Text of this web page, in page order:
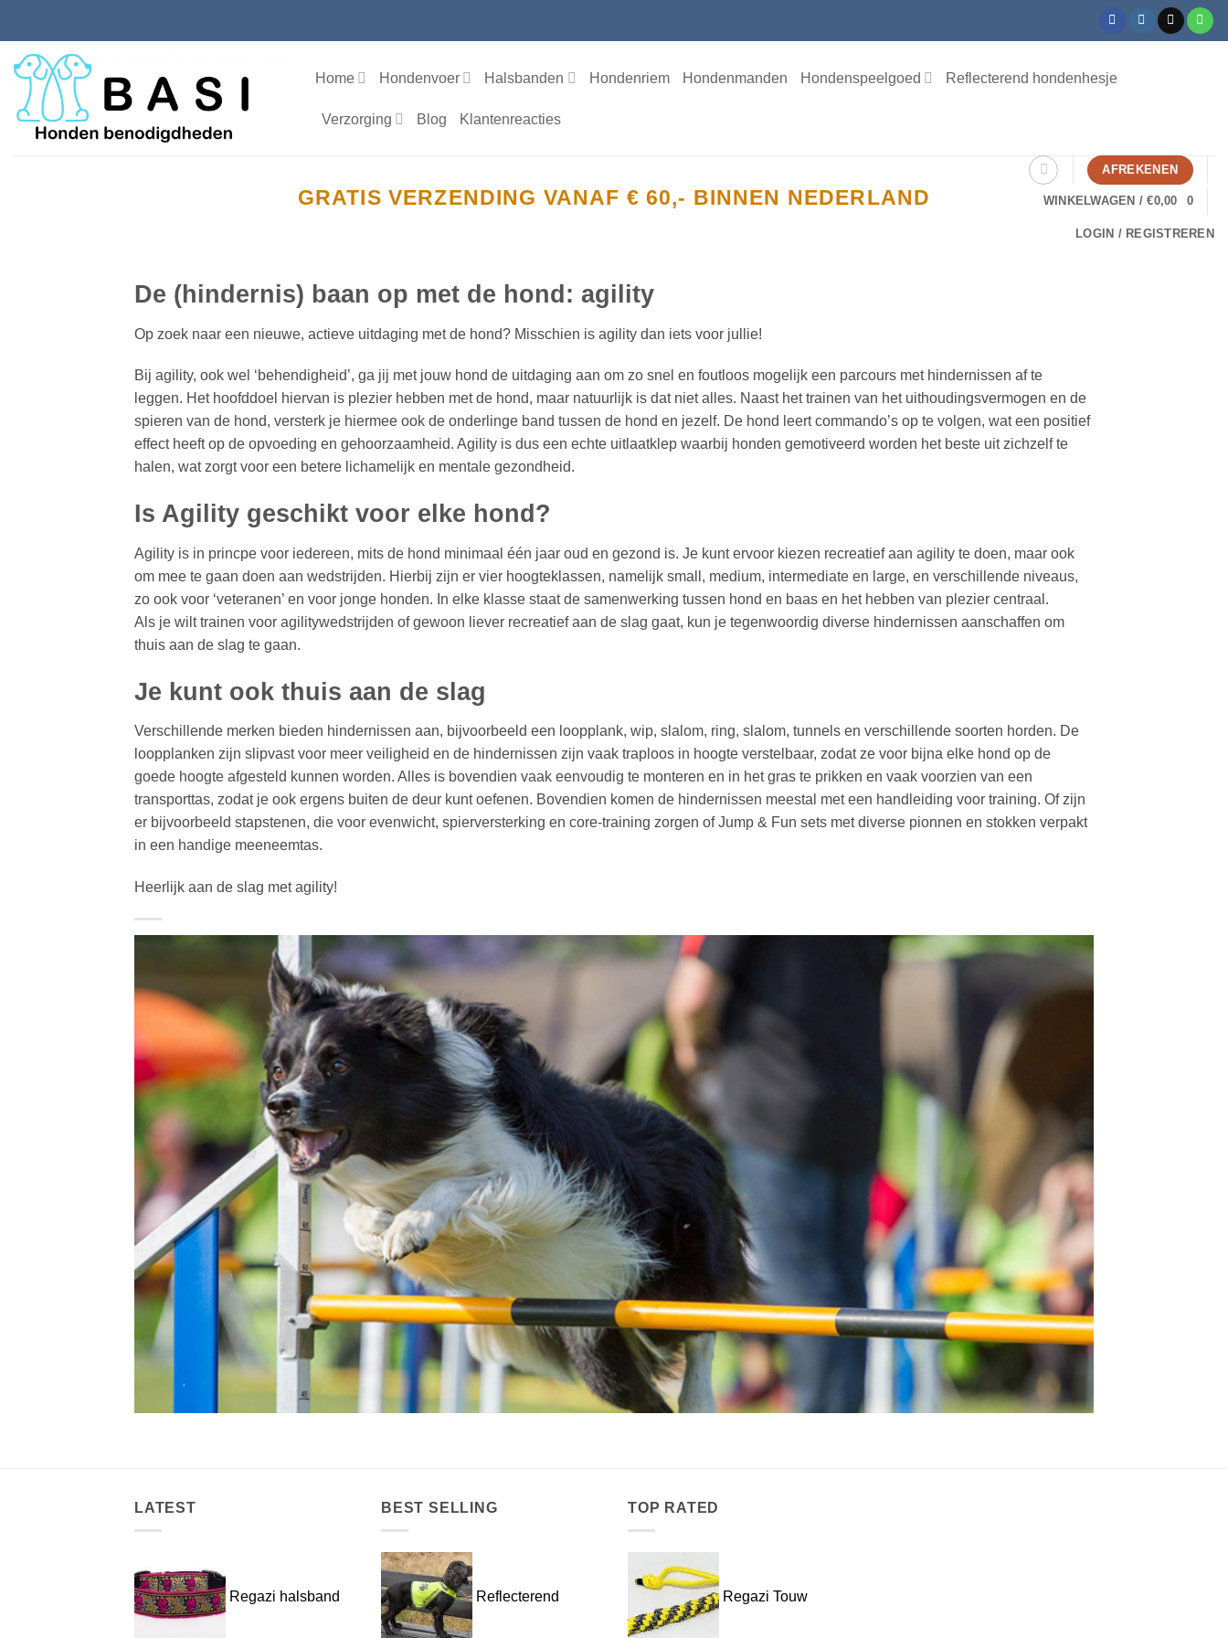
inhoud
Home
Hondenvoer Halsbanden Hondenriem Hondenmanden Hondenspeelgoed Reflecterend hondenhesje
Verzorging Blog Klantenreacties
GRATIS VERZENDING VANAF € 60,- BINNEN NEDERLAND
AFREKENEN
WINKELWAGEN /€0,00 0
LOGIN / REGISTREREN
De (hindernis) baan op met de hond: agility
Op zoek naar een nieuwe, actieve uitdaging met de hond? Misschien is agility dan iets voor jullie!
Bij agility, ook wel ‘behendigheid’, ga jij met jouw hond de uitdaging aan om zo snel en foutloos mogelijk een parcours met hindernissen af te
leggen. Het hoofddoel hiervan is plezier hebben met de hond, maar natuurlijk is dat niet alles. Naast het trainen van het uithoudingsvermogen en de
spieren van de hond, versterk je hiermee ook de onderlinge band tussen de hond en jezelf. De hond leert commando’s op te volgen, wat een positief
effect heeft op de opvoeding en gehoorzaamheid. Agility is dus een echte uitlaatklep waarbij honden gemotiveerd worden het beste uit zichzelf te
halen, wat zorgt voor een betere lichamelijk en mentale gezondheid.
Is Agility geschikt voor elke hond?
Agility is in princpe voor iedereen, mits de hond minimaal één jaar oud en gezond is. Je kunt ervoor kiezen recreatief aan agility te doen, maar ook
om mee te gaan doen aan wedstrijden. Hierbij zijn er vier hoogteklassen, namelijk small, medium, intermediate en large, en verschillende niveaus,
zo ook voor ‘veteranen’ en voor jonge honden. In elke klasse staat de samenwerking tussen hond en baas en het hebben van plezier centraal.
Als je wilt trainen voor agilitywedstrijden of gewoon liever recreatief aan de slag gaat, kun je tegenwoordig diverse hindernissen aanschaffen om
thuis aan de slag te gaan.
Je kunt ook thuis aan de slag
Verschillende merken bieden hindernissen aan, bijvoorbeeld een loopplank, wip, slalom, ring, slalom, tunnels en verschillende soorten horden. De
loopplanken zijn slipvast voor meer veiligheid en de hindernissen zijn vaak traploos in hoogte verstelbaar, zodat ze voor bijna elke hond op de
goede hoogte afgesteld kunnen worden. Alles is bovendien vaak eenvoudig te monteren en in het gras te prikken en vaak voorzien van een
transporttas, zodat je ook ergens buiten de deur kunt oefenen. Bovendien komen de hindernissen meestal met een handleiding voor training. Of zijn
er bijvoorbeeld stapstenen, die voor evenwicht, spierversterking en core-training zorgen of Jump & Fun sets met diverse pionnen en stokken verpakt
in een handige meeneemtas.
Heerlijk aan de slag met agility!
LATEST
Regazi halsband
BEST SELLING
Reflecterend
TOP RATED
Regazi Touw